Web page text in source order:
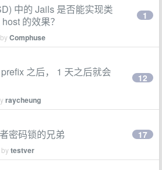
中的 Jails 是否能实现类
的效果？
Comphuse
1
之后， 1 天之后就会
raycheung
12
密码锁的兄弟
testver
17